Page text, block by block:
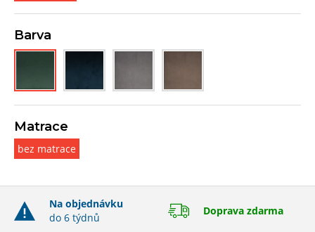
Barva
Matrace
bez matrace
Na objednávku
do 6 týdnů
Doprava zdarma